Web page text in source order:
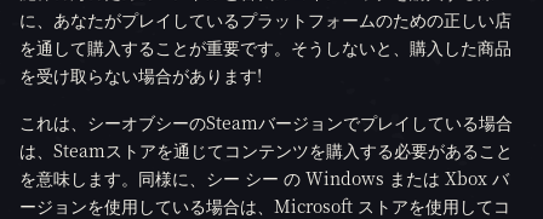
に、あなたがプレイしているプラットフォームのための正しい店
を通して購入することが重要です。そうしないと、購入した商品
を受け取らない場合があります!
これは、シーオブシーのSteamバージョンでプレイしている場合
は、Steamストアを通じてコンテンツを購入する必要があること
を意味します。同様に、シー シー の Windows または Xbox バ
ージョンを使用している場合は、Microsoft ストアを使用してコ